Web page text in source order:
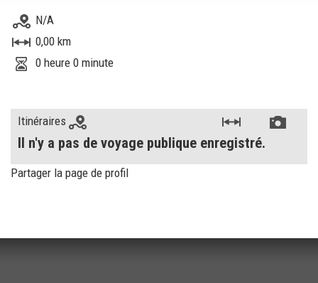
N/A
0,00 km
0 heure 0 minute
Itinéraires
Il n'y a pas de voyage publique enregistré.
Partager la page de profil